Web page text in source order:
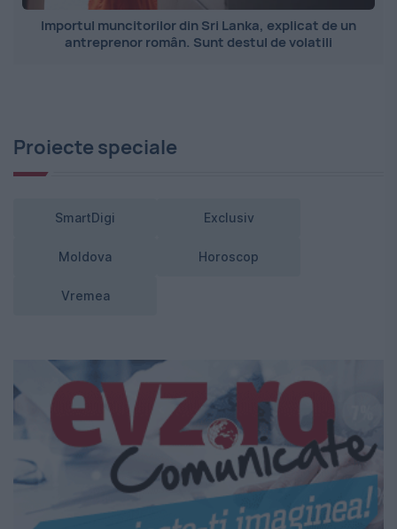
Importul muncitorilor din Sri Lanka, explicat de un
antreprenor român. Sunt destul de volatili
Proiecte speciale
SmartDigi Exclusiv
Moldova Horoscop
Vremea